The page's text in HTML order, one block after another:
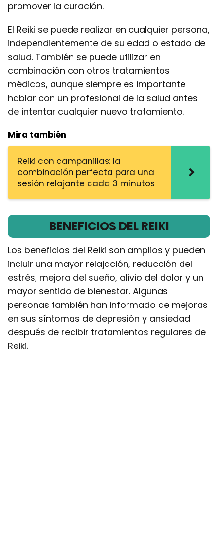
promover la curación.
El Reiki se puede realizar en cualquier persona,
independientemente de su edad o estado de
salud. También se puede utilizar en
combinación con otros tratamientos
médicos, aunque siempre es importante
hablar con un profesional de la salud antes
de intentar cualquier nuevo tratamiento.
Mira también
Reiki con campanillas: la
combinación perfecta para una
sesión relajante cada 3 minutos
BENEFICIOS DEL REIKI
Los beneficios del Reiki son amplios y pueden
incluir una mayor relajación, reducción del
estrés, mejora del sueño, alivio del dolor y un
mayor sentido de bienestar. Algunas
personas también han informado de mejoras
en sus síntomas de depresión y ansiedad
después de recibir tratamientos regulares de
Reiki.